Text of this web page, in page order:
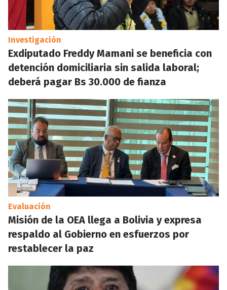
Investigación
Exdiputado Freddy Mamani se beneficia con
detención domiciliaria sin salida laboral;
deberá pagar Bs 30.000 de fianza
Evaluación
Misión de la OEA llega a Bolivia y expresa
respaldo al Gobierno en esfuerzos por
restablecer la paz